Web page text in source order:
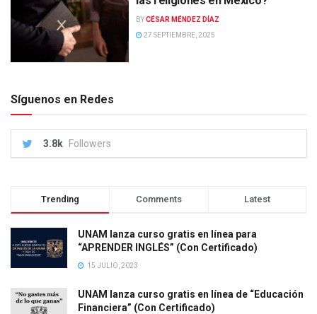
BYCÉSAR MÉNDEZ DÍAZ
27 SEPTIEMBRE, 2025
Síguenos en Redes
3.8k Followers
Trending Comments Latest
UNAM lanza curso gratis en línea para
“APRENDER INGLÉS” (Con Certificado)
15 JULIO, 2023
UNAM lanza curso gratis en línea de “Educación
Financiera” (Con Certificado)